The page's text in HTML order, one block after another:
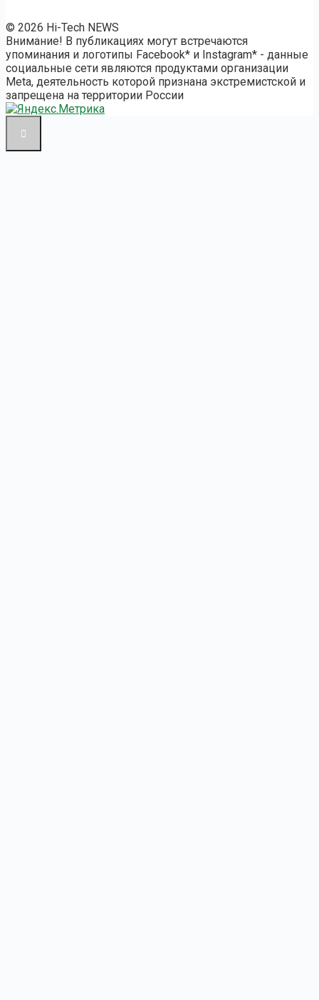
© 2026 Hi-Tech NEWS
Внимание! В публикациях могут встречаются
упоминания и логотипы Facebook* и Instagram* - данные
социальные сети являются продуктами организации
Meta, деятельность которой признана экстремистской и
запрещена на территории России